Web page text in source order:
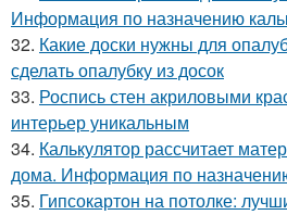
Информация по назначению
32. Какие доски нужны для
сделать опалубку из досок
33. Роспись стен акриловыми
интерьер уникальным
34. Калькулятор рассчитает
дома. Информация по
35. Гипсокартон на потолке: